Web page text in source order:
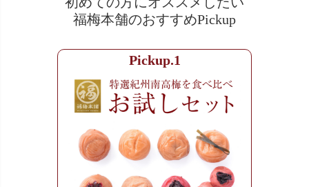
福梅本舗のおすすめPickup
Pickup.1